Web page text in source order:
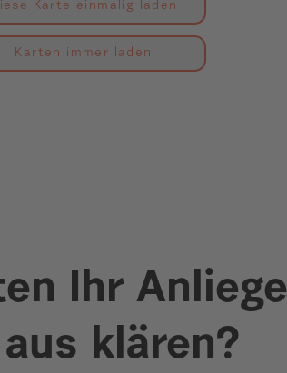
Karte einmalig laden
Karten immer laden
Ihr
klären?